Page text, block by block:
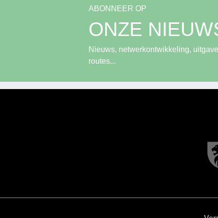
ABONNEER OP
ONZE
Nieuws, netwerkontwikkeling,
routes...